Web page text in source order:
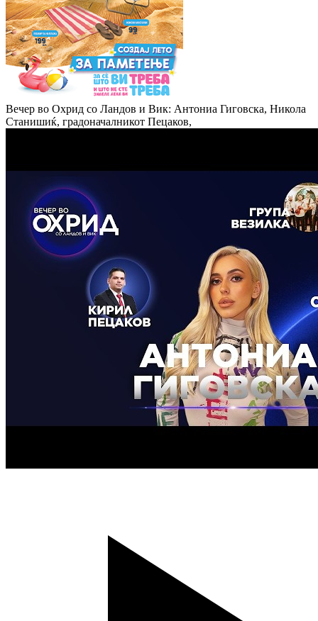
Вечер во Охрид со Ландов и Вик: Антониа Гиговска, Никола
Станишиќ, градоначалникот Пецаков,